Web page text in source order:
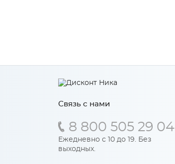
Связь с нами
8 800 505 29 04
Ежедневно с 10 до 19. Без
выходных.